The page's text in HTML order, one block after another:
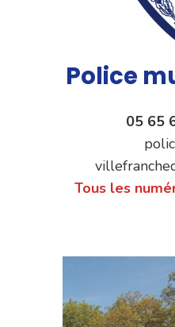
Police
05 65
Tous les